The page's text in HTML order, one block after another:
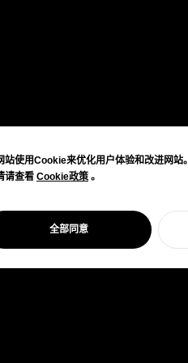
站使用Cookie来优化用户体验和改进网站。
请查看 Cookie政策
Cookie政策 。
全部同意